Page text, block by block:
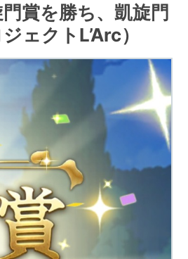
賞を勝ち、凱旋門
ェクトL’Arc）